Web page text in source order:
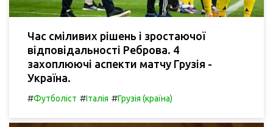
Час сміливих рішень і зростаючої
відповідальності Реброва. 4
захоплюючі аспекти матчу Грузія -
Україна.
#Футболіст #Італія #Грузія (країна)